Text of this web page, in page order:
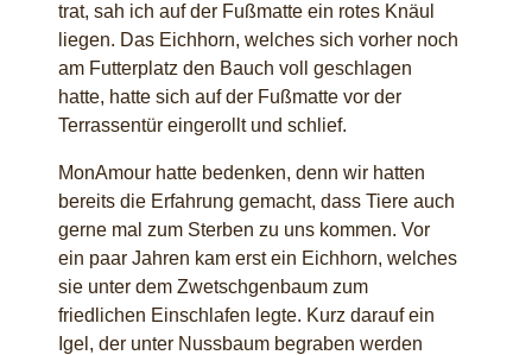
trat, sah ich auf der Fußmatte ein rotes Knäul
liegen. Das Eichhorn, welches sich vorher noch
am Futterplatz den Bauch voll geschlagen
hatte, hatte sich auf der Fußmatte vor der
Terrassentür eingerollt und schlief.
MonAmour hatte bedenken, denn wir hatten
bereits die Erfahrung gemacht, dass Tiere auch
gerne mal zum Sterben zu uns kommen. Vor
ein paar Jahren kam erst ein Eichhorn, welches
sie unter dem Zwetschgenbaum zum
friedlichen Einschlafen legte. Kurz darauf ein
Igel, der unter Nussbaum begraben werden